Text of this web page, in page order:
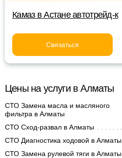
Камаз в Астане автотрейд-к
Связаться
Цены на услуги в Алматы
СТО Замена масла и масляного
фильтра в Алматы
СТО Сход-развал в Алматы
СТО Диагностика ходовой в Алматы
СТО Замена рулевой тяги в Алматы